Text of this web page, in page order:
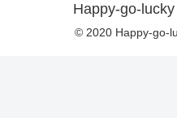
Happy-go-
© 2020 Happy-go-